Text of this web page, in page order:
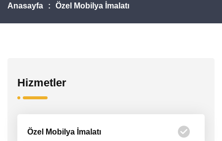
Anasayfa Özel Mobilya İmalatı
Hizmetler
Özel Mobilya İmalatı